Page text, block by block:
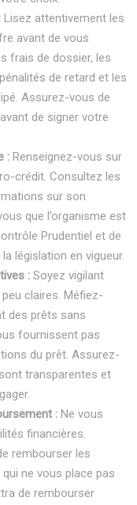
Lisez attentivement les
avant de vous
frais de dossier, les
de retard et les
Assurez-vous de
de signer votre
: Renseignez-vous sur
crédit. Consultez les
sur son
que l’organisme est
Prudentiel et de
législation en vigueur.
: Soyez vigilant
claires. Méfiez-
des prêts sans
fournissent pas
du prêt. Assurez-
transparentes et
: Ne vous
financières.
rembourser les
ne vous place pas
de rembourser